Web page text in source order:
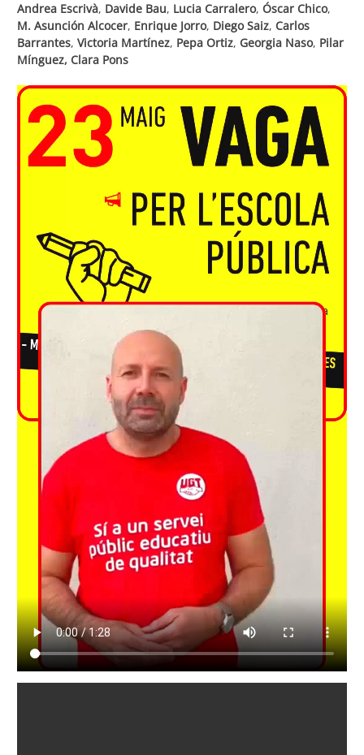
Andrea Escrivà, Davide Bau, Lucia Carralero, Óscar Chico,
M. Asunción Alcocer, Enrique Jorro, Diego Saiz, Carlos
Barrantes, Victoria Martínez, Pepa Ortiz, Georgia Naso, Pilar
Mínguez, Clara Pons